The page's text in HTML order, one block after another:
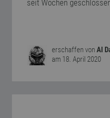
seit Wochen
erschaffen vonAl
am 18. April 2020